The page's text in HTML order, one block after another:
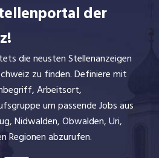
der
die neusten Stellenanzeigen
zu finden. Definiere mit
Arbeitsort,
um passende Jobs aus
Nidwalden, Obwalden, Uri,
Regionen abzurufen.